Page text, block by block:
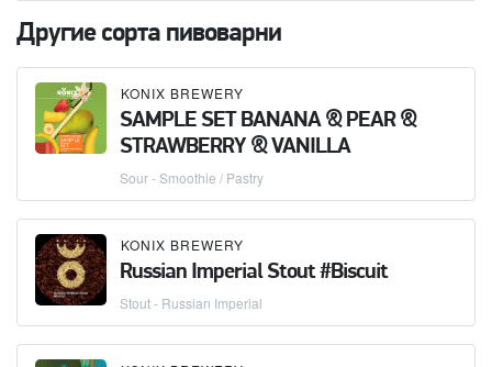
Другие сорта пивоварни
KONIX BREWERY
SAMPLE SET BANANA & PEAR &
STRAWBERRY & VANILLA
Sour - Smoothie / Pastry
KONIX BREWERY
Russian Imperial Stout #Biscuit
Stout - Russian Imperial